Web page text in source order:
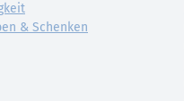
& Schenken